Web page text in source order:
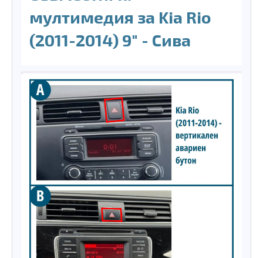
мултимедия за Kia Rio
(2011-2014) 9″ - Сива